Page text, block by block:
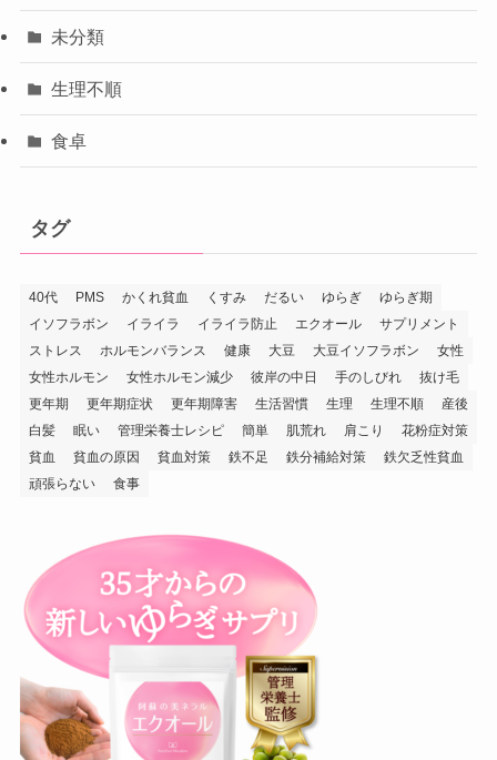
未分類
生理不順
食卓
タグ
40代 PMS かくれ貧血 くすみ だるい ゆらぎ
ゆらぎ期
イソフラボン
イライラ イライラ防止 エクオール
サプリメント
ストレス
ホルモンバランス 健康 大豆 大豆イソフラボン
女性
女性ホルモン
女性ホルモン減少 彼岸の中日 手のしびれ
抜け毛
更年期
更年期症状 更年期障害 生活習慣 生理 生理不順
産後
白髪
眠い 管理栄養士レシピ 簡単 肌荒れ 肩こり
花粉症対策
貧血
貧血の原因 貧血対策 鉄不足 鉄分補給対策
鉄欠乏性貧血
頑張らない
食事